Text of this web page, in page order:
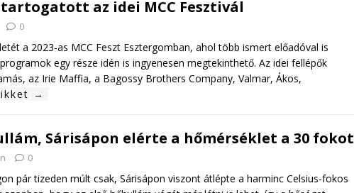
az idei MCC Fesztivál
0
a 2023-as MCC Feszt Esztergomban, ahol több ismert előadóval is
egy része idén is ingyenesen megtekinthető. Az idei fellépők
az Irie Maffia, a Bagossy Brothers Company, Valmar, Ákos,
→
Sárisápon elérte a hőmérséklet a 30 fokot
0
pár tizeden múlt csak, Sárisápon viszont átlépte a harminc Celsius-fokos